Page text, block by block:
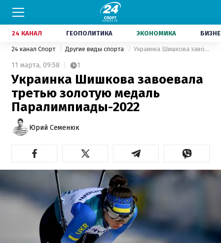
24 КАНАЛ ГЕОПОЛИТИКА ЭКОНОМИКА
24 канал Спорт Другие виды спорта Украинка Шишкова завоевала третью золотую медаль Паралимпиады-2022
11 марта, 09:58 1
Украинка Шишкова завоевала
третью золотую медаль
Паралимпиады-2022
Юрий Семенюк